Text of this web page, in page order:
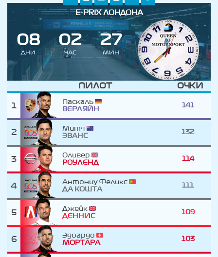
E-PRIX ЛОНДОНА
08
ДНИ
02
ЧАС
26
7
МИН
ПИЛОТ ОЧКИ
1
Паскаль
ВЕРЛЯЙН
141
2
Митч
ЭВАНС
132
3
Оливер
РОУЛЕНД
114
4
Антониу Феликс
ДА КОШТА
111
5
Джейк
ДЕННИС
109
6
Эдоардо
МОРТАРА
103